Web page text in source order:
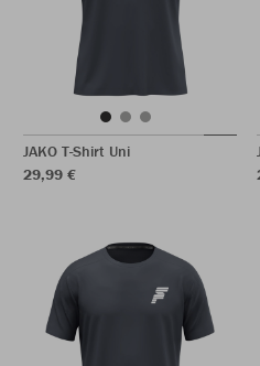
JAKO T-Shirt Uni
29,99 €